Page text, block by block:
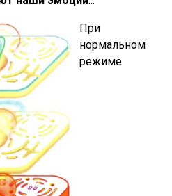
При
нормальном
режиме